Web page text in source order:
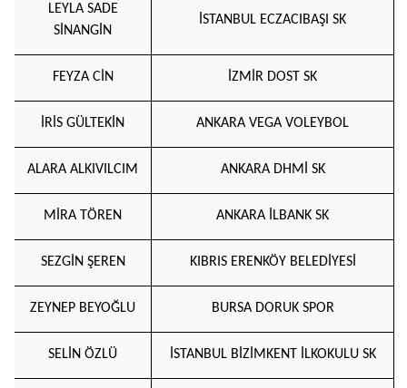
LEYLA SADE
SİNANGİN
İSTANBUL ECZACIBAŞI SK
FEYZA CİN İZMİR DOST SK
İRİS GÜLTEKİN ANKARA VEGA VOLEYBOL
ALARA ALKIVILCIM ANKARA DHMİ SK
MİRA TÖREN ANKARA İLBANK SK
SEZGİN ŞEREN KIBRIS ERENKÖY BELEDİYESİ
ZEYNEP BEYOĞLU BURSA DORUK SPOR
SELİN ÖZLÜ İSTANBUL BİZİMKENT İLKOKULU SK